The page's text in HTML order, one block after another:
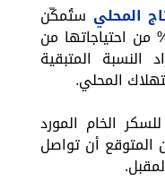
المحلي ستُمكّن
من تغطية ما نسبته 82.5% من احتياجاتها من
المتبقية
الخام المورد
أن تواصل